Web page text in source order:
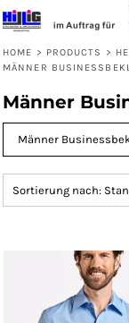
HOME > PRODUCTS >
MÄNNER
Männer
Sortierung nach:
Standard
Preis: höchster
Erstelldatum